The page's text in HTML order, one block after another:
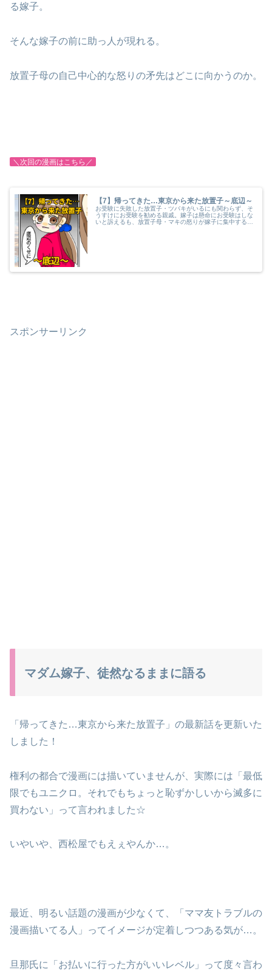
る嫁子。
そんな嫁子の前に助っ人が現れる。
放置子母の自己中心的な怒りの矛先はどこに向かうのか。
＼次回の漫画はこちら／
【7】帰ってきた…東京から来た放置子～底辺～
お受験に失敗した放置子・ツバキがいるにも関わらず、そ
うすけにお受験を勧める親戚。嫁子は懸命にお受験はしな
いと訴えるも、放置子母・マキの怒りが嫁子に集中する。
スポンサーリンク
マダム嫁子、徒然なるままに語る
「帰ってきた…東京から来た放置子」の最新話を更新いた
しました！
権利の都合で漫画には描いていませんが、実際には「最低
限でもユニクロ。それでもちょっと恥ずかしいから滅多に
買わない」って言われました☆
いやいや、西松屋でもえぇやんか…。
最近、明るい話題の漫画が少なくて、「ママ友トラブルの
漫画描いてる人」ってイメージが定着しつつある気が…。
旦那氏に「お払いに行った方がいいレベル」って度々言わ